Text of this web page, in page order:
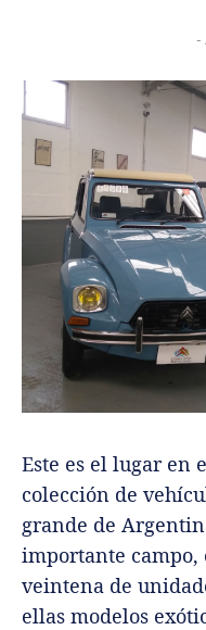
-
Este es el lugar en
colección de
grande de
importante campo,
veintena de
ellas modelos